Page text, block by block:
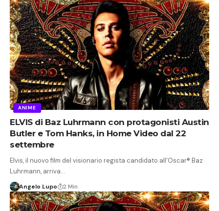
ANIME
ELVIS di Baz Luhrmann con protagonisti Austin
Butler e Tom Hanks, in Home Video dal 22
settembre
Elvis, il nuovo film del visionario regista candidato all'Oscar® Baz
Luhrmann, arriva…
Angelo Lupo 2 Min